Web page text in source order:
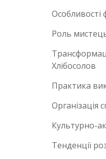
Особливості
Роль
Хлібосолов
Практика
Організація
Культурно-
Тенденції